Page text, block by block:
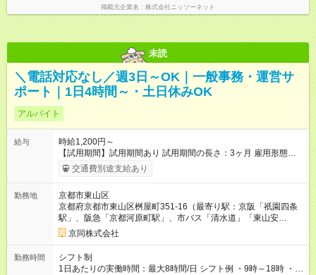
掲載元企業名 株式会社ニッソーネット
未読
＼電話対応なし／週3日～OK｜一般事務・運営サ
ポート｜1日4時間～・土日休みOK
アルバイト
給与
時給1,200円～
【試用期間】試用期間あり 試用期間の長さ：3ヶ月 雇用形態、
給与は本採用時と同じです。
交通費別途支給あり
勤務地
京都市東山区
京都府京都市東山区桝屋町351-16（最寄り駅：京阪「祇園四条
駅」、阪急「京都河原町駅」、市バス「清水道」「東山安
井」）
京同株式会社
勤務時間
シフト制
1日あたりの実働時間：最大8時間/日 シフト例 ・9時～18時 ・9